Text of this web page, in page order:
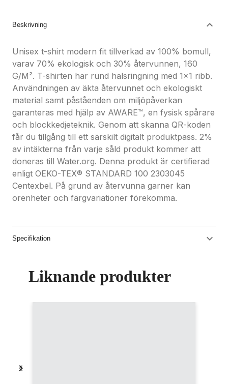
Beskrivning
Unisex t-shirt modern fit tillverkad av 100% bomull,
varav 70% ekologisk och 30% återvunnen, 160
G/M². T-shirten har rund halsringning med 1x1 ribb.
Användningen av äkta återvunnet och ekologiskt
material samt påståenden om miljöpåverkan
garanteras med hjälp av AWARE™, en fysisk spårare
och blockkedjeteknik. Genom att skanna QR-koden
får du tillgång till ett särskilt digitalt produktpass. 2%
av intäkterna från varje såld produkt kommer att
doneras till Water.org. Denna produkt är certifierad
enligt OEKO-TEX® STANDARD 100 2303045
Centexbel. På grund av återvunna garner kan
orenheter och färgvariationer förekomma.
Specifikation
Liknande produkter